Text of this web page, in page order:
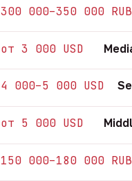
300 000–350 000 RUB
от 3 000 USD
4 000–5 000 USD
от 5 000 USD
150 000–180 000 RUB